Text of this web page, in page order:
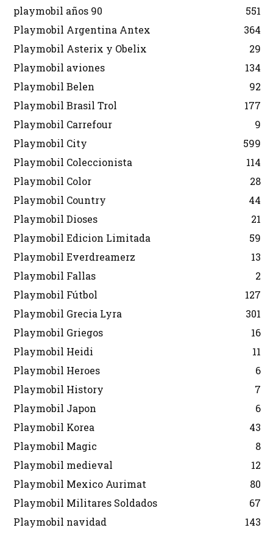
playmobil años 90
551
Playmobil Argentina Antex
364
Playmobil Asterix y Obelix
29
Playmobil aviones
134
Playmobil Belen
92
Playmobil Brasil Trol
177
Playmobil Carrefour
9
Playmobil City
599
Playmobil Coleccionista
114
Playmobil Color
28
Playmobil Country
44
Playmobil Dioses
21
Playmobil Edicion Limitada
59
Playmobil Everdreamerz
13
Playmobil Fallas
2
Playmobil Fútbol
127
Playmobil Grecia Lyra
301
Playmobil Griegos
16
Playmobil Heidi
11
Playmobil Heroes
6
Playmobil History
7
Playmobil Japon
6
Playmobil Korea
43
Playmobil Magic
8
Playmobil medieval
12
Playmobil Mexico Aurimat
80
Playmobil Militares Soldados
67
Playmobil navidad
143